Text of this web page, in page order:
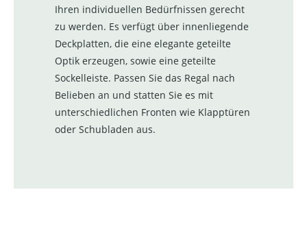
Ihren individuellen Bedürfnissen gerecht
zu werden. Es verfügt über innenliegende
Deckplatten, die eine elegante geteilte
Optik erzeugen, sowie eine geteilte
Sockelleiste. Passen Sie das Regal nach
Belieben an und statten Sie es mit
unterschiedlichen Fronten wie Klapptüren
oder Schubladen aus.